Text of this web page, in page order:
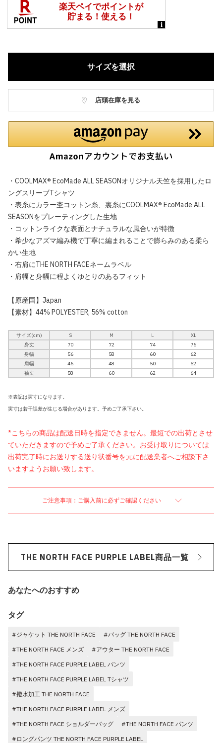
サイズを選択
店頭在庫を見る
・COOLMAX® EcoMade ALL SEASONオリジナル天竺を採用したロ
ングスリーブTシャツ
・表糸にカラー杢コットン糸、裏糸にCOOLMAX® EcoMade ALL
SEASONをプレーティングした生地
・コットンライクな表面とナチュラルな風合いが特徴
・希少なアズマ編み機で丁寧に編まれることで膨らみのある柔ら
かい生地
・右肩にTHE NORTH FACEネームラベル
・肩幅と身幅に程よくゆとりのあるフィット
【原産国】Japan
【素材】44% POLYESTER, 56% cotton
サイズ(cm) S M L
XL
身丈
70 72 74
76
身幅
56 58 60
62
肩幅
46 48 50
52
袖丈
58 60 62 64
※表記は実寸になります。
実寸は若干誤差が生じる場合があります。予めご了承下さい。
*こちらの商品は配送日時を指定できません。最短での出荷とさせ
ていただきますので予めご了承ください。お受け取りについては
出荷完了時にお送りする送り状番号を元に配送業者へご相談下さ
いますようお願い致します。
ご注意事項：ご購入前に必ずご確認ください
THE NORTH FACE PURPLE LABEL商品一覧
あなたへのおすすめ
タグ
#ジャケット THE NORTH FACE
#バッグ THE NORTH FACE
#THE NORTH FACE メンズ
#アウター THE NORTH FACE
#THE NORTH FACE PURPLE LABEL パンツ
#THE NORTH FACE PURPLE LABEL Tシャツ
#撥水加工 THE NORTH FACE
#THE NORTH FACE PURPLE LABEL メンズ
#THE NORTH FACE ショルダーバッグ
#THE NORTH FACE パンツ
#ロングパンツ THE NORTH FACE PURPLE LABEL